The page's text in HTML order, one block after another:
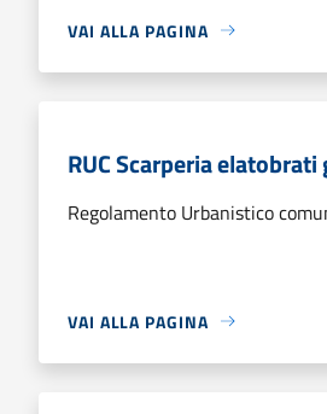
VAI ALLA PAGINA
RUC Scarperia
Regolamento Urbanistico
VAI ALLA PAGINA